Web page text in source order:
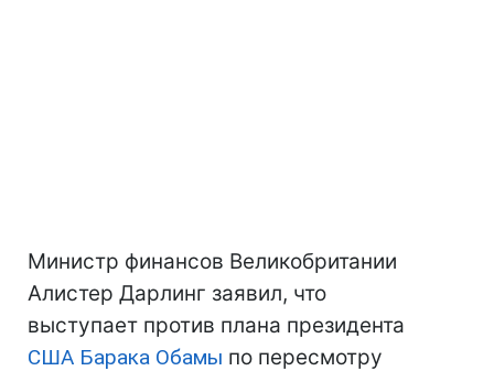
Министр финансов Великобритании
Алистер Дарлинг заявил, что
выступает против плана президента
США Барака Обамы по пересмотру